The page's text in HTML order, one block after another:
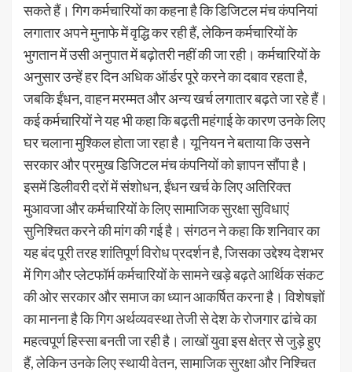
सकते हैं। गिग कर्मचारियों का कहना है कि डिजिटल मंच कंपनियां
लगातार अपने मुनाफे में वृद्धि कर रही हैं, लेकिन कर्मचारियों के
भुगतान में उसी अनुपात में बढ़ोतरी नहीं की जा रही। कर्मचारियों के
अनुसार उन्हें हर दिन अधिक ऑर्डर पूरे करने का दबाव रहता है,
जबकि ईंधन, वाहन मरम्मत और अन्य खर्च लगातार बढ़ते जा रहे हैं।
कई कर्मचारियों ने यह भी कहा कि बढ़ती महंगाई के कारण उनके लिए
घर चलाना मुश्किल होता जा रहा है। यूनियन ने बताया कि उसने
सरकार और प्रमुख डिजिटल मंच कंपनियों को ज्ञापन सौंपा है।
इसमें डिलीवरी दरों में संशोधन, ईंधन खर्च के लिए अतिरिक्त
मुआवजा और कर्मचारियों के लिए सामाजिक सुरक्षा सुविधाएं
सुनिश्चित करने की मांग की गई है। संगठन ने कहा कि शनिवार का
यह बंद पूरी तरह शांतिपूर्ण विरोध प्रदर्शन है, जिसका उद्देश्य देशभर
में गिग और प्लेटफॉर्म कर्मचारियों के सामने खड़े बढ़ते आर्थिक संकट
की ओर सरकार और समाज का ध्यान आकर्षित करना है। विशेषज्ञों
का मानना है कि गिग अर्थव्यवस्था तेजी से देश के रोजगार ढांचे का
महत्वपूर्ण हिस्सा बनती जा रही है। लाखों युवा इस क्षेत्र से जुड़े हुए
हैं, लेकिन उनके लिए स्थायी वेतन, सामाजिक सुरक्षा और निश्चित